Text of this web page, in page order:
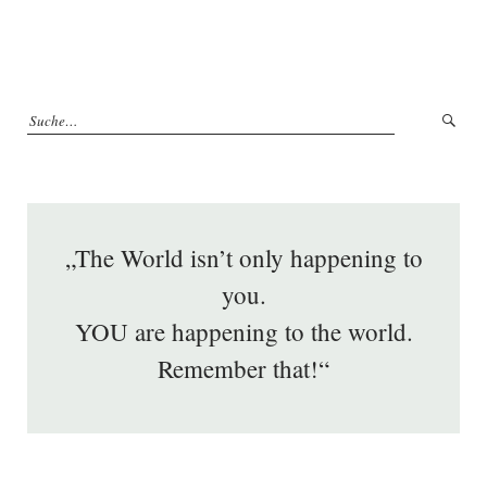
„The World isn’t only happening to
you.
YOU are happening to the world.
Remember that!“